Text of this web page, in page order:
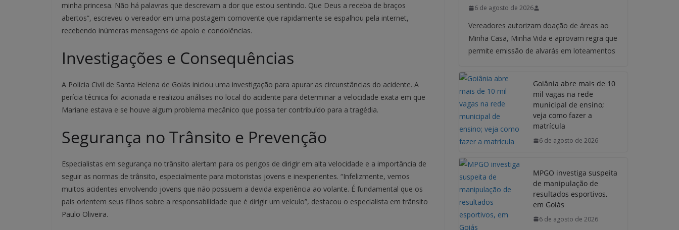
minha princesa. Não há palavras que descrevam a dor que estou sentindo. Que Deus a receba de braços
abertos”, escreveu o vereador em uma postagem comovente que rapidamente se espalhou pela internet,
recebendo inúmeras mensagens de apoio e condolências.
Investigações e Consequências
A Polícia Civil de Santa Helena de Goiás iniciou uma investigação para apurar as circunstâncias do acidente. A
perícia técnica foi acionada e realizou análises no local do acidente para determinar a velocidade exata em que
Mariane estava e se houve algum problema mecânico que possa ter contribuído para a tragédia.
Segurança no Trânsito e Prevenção
Especialistas em segurança no trânsito alertam para os perigos de dirigir em alta velocidade e a importância de
seguir as normas de trânsito, especialmente para motoristas jovens e inexperientes. “Infelizmente, vemos
muitos acidentes envolvendo jovens que não possuem a devida experiência ao volante. É fundamental que os
pais orientem seus filhos sobre a responsabilidade que é dirigir um veículo”, destacou o especialista em trânsito
Paulo Oliveira.
6 de agosto de 2026
Vereadores autorizam doação de áreas ao
Minha Casa, Minha Vida e aprovam regra que
permite emissão de alvarás em loteamentos
Goiânia abre mais de 10
mil vagas na rede
municipal de ensino;
veja como fazer a
matrícula
6 de agosto de 2026
MPGO investiga suspeita
de manipulação de
resultados esportivos,
em Goiás
6 de agosto de 2026